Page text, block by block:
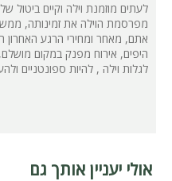
לעתים מוזמנת וילה וקיים ביטול
אתם, מאחר ומחירי הרגע האחרון
היפים, אירוח מפנק במקום
לגלות וילה , להיות ספונטניים
אולי יעניין אותך גם